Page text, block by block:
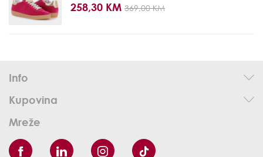
258,30 KM 369,00 KM
Info
Kupovina
Mreže